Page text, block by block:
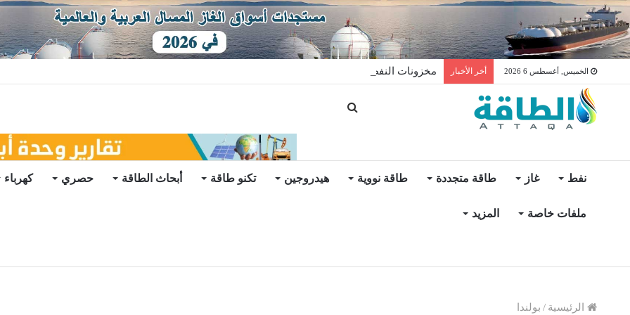
الخميس, أغسطس 6 2026 أخر الأخبار مخزونات النفط الأميركية ترتفع 2.5 مليون برميل عكس التوقعات
نفط غاز طاقة متجددة طاقة نووية هيدروجين تكنو طاقة أبحاث الطاقة حصري كهرباء
ملفات خاصة المزيد
الرئيسية / بولندا